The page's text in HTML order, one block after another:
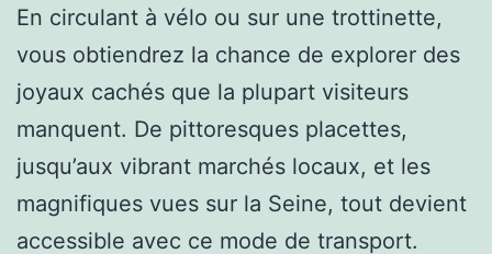
En circulant à vélo ou sur une trottinette,
vous obtiendrez la chance de explorer des
joyaux cachés que la plupart visiteurs
manquent. De pittoresques placettes,
jusqu’aux vibrant marchés locaux, et les
magnifiques vues sur la Seine, tout devient
accessible avec ce mode de transport.